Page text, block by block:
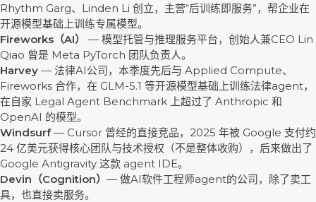
Rhythm Garg、Linden Li 创立，主营“后训练即服务”，帮企业在
开源模型基础上训练专属模型。
Fireworks（AI）
— 模型托管与推理服务平台，创始人兼CEO Lin
Qiao 曾是 Meta PyTorch 团队负责人。
Harvey — 法律AI公司，本季度先后与 Applied Compute、
Fireworks 合作，在 GLM-5.1 等开源模型基础上训练法律agent，
在自家 Legal Agent Benchmark 上超过了 Anthropic 和
OpenAI 的模型。
Windsurf— Cursor 曾经的直接竞品，2025 年被 Google 支付约
24 亿美元获得核心团队与技术授权（不是整体收购），后来做出了
Google Antigravity 这款 agent IDE。
Devin（Cognition） — 做AI软件工程师agent的公司，除了卖工
具，也直接卖服务。